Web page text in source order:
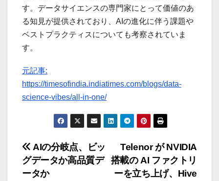
す。データサイエンスの専門家にとって価値のあ
る知見が提供されており、AIの進化に伴う課題や
ベストプラクティスについても考察されていま
す。
元記事:
https://timesofindia.indiatimes.com/blogs/data-
science-vibes/all-in-one/
投
稿
Telenor が NVIDIA
搭載の AI ファクトリ
ーを立ち上げ、Hive
AIの分岐点、ビッ
グデータか高品質デ
ータか